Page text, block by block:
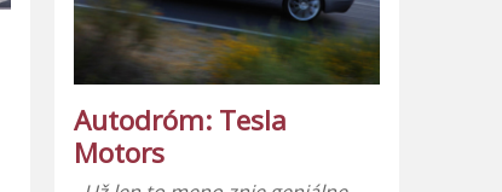
Autodróm: Tesla
Motors